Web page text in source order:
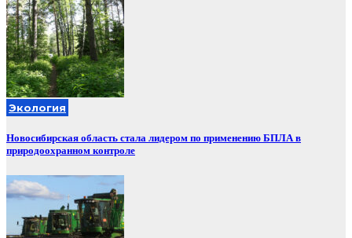
Экология
Новосибирская область стала лидером по применению БПЛА в
природоохранном контроле